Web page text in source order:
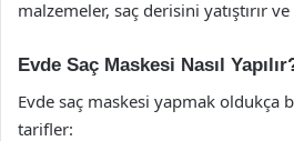
malzemeler, saç derisini yatıştırır
Evde Saç Maskesi Nasıl
Evde saç maskesi yapmak oldukça
tarifler: